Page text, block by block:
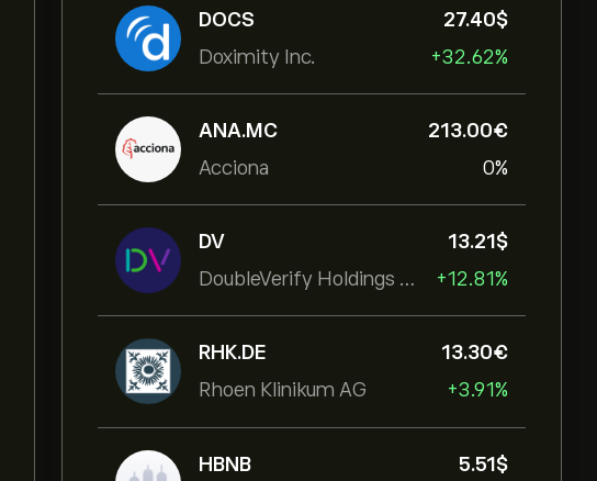
DOCS
Doximity Inc.
27.40‎$‎
+32.62%
ANA.MC
Acciona
213.00‎€‎
0%
DV
DoubleVerify Holdings Inc
13.21‎$‎
+12.81%
RHK.DE
Rhoen Klinikum AG
13.30‎€‎
+3.91%
HBNB
5.51‎$‎